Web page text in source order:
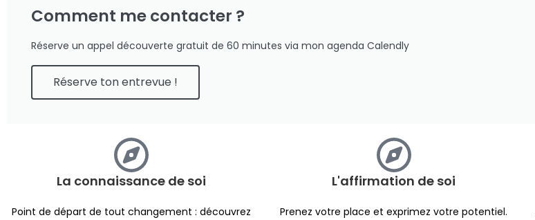
Comment me contacter ?
Réserve un appel découverte gratuit de 60 minutes via mon agenda Calendly
Réserve ton entrevue !
La connaissance de soi
Point de départ de tout changement : découvrez
L'affirmation de soi
Prenez votre place et exprimez votre potentiel.